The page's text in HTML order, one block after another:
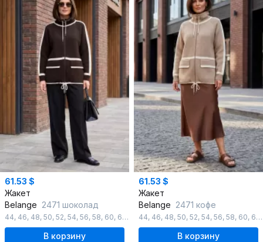
61.53 $
Жакет
Belange 2471 шоколад
44, 46, 48, 50, 52, 54, 56, 58, 60, 62 ,
В корзину
61.53 $
Жакет
Belange 2471 кофе
44, 46, 48, 50, 52, 54, 56, 58, 60, 62 ,
В корзину